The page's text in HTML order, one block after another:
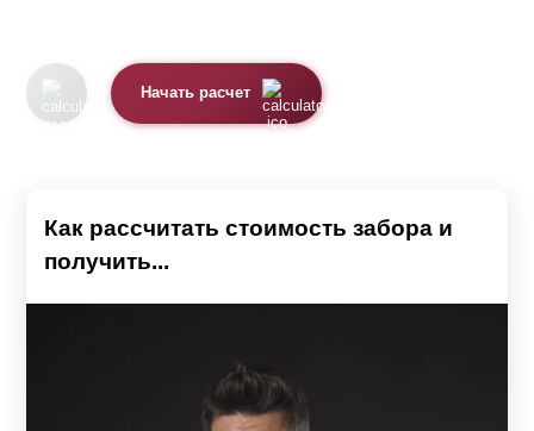
Начать расчет
Как рассчитать стоимость забора и
получить...